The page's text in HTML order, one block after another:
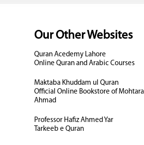
Our Other Websites
Quran Acedemy Lahore
Online Quran and Arabic Courses
Maktaba Khuddam ul Quran
Official Online Bookstore of
Ahmad
Professor Hafiz Ahmed Yar
Tarkeeb e Quran